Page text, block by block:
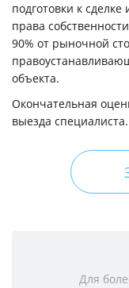
подготовки к сделке
права
90% от рыночной
объекта.
Окончательная
выезда специалиста.
Для